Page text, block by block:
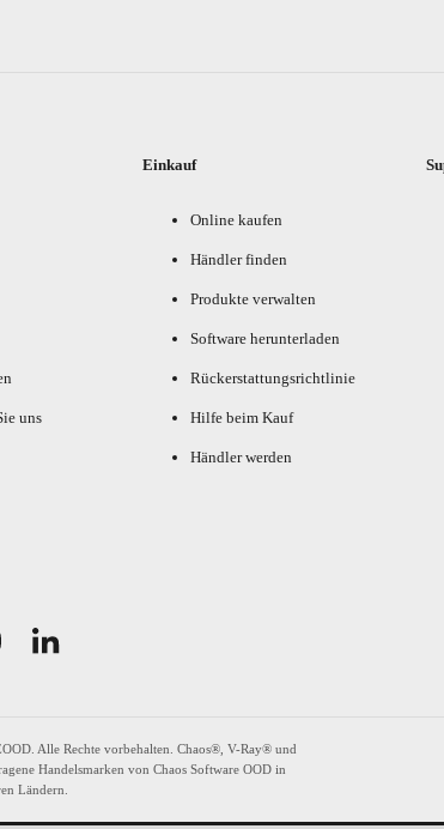
uns
Einkauf
Online kaufen
Händler finden
Produkte verwalten
Software herunterladen
Rückerstattungsrichtlinie
Hilfe beim Kauf
Händler werden
Alle Rechte vorbehalten. Chaos®, V-Ray® und
Handelsmarken von Chaos Software OOD in
Ländern.